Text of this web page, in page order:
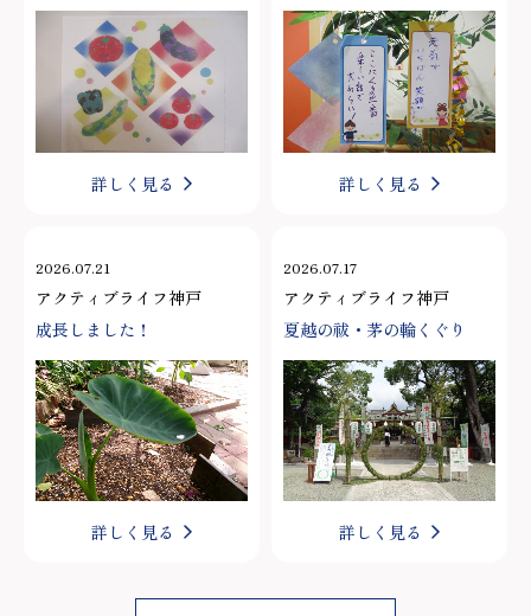
詳しく見る 詳しく見る
2026.07.21
アクティブライフ神戸
成長しました！
詳しく見る
2026.07.17
アクティブライフ神戸
夏越の祓・茅の輪くぐり
詳しく見る